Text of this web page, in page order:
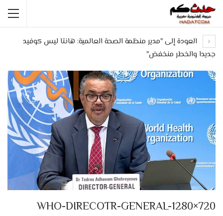
العودة إلى "مدير منظمة الصحة العالمية: هانتا ليس كوفيد
جديدا والخطر منخفض"
WHO-DIRECOTR-GENERAL-1280×720